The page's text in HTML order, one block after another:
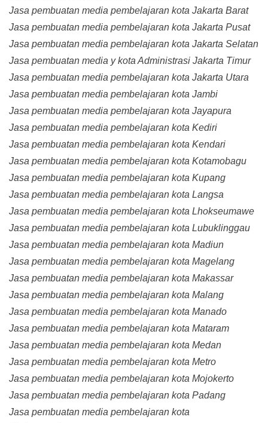
Jasa pembuatan media pembelajaran kota Jakarta Barat
Jasa pembuatan media pembelajaran kota Jakarta Pusat
Jasa pembuatan media pembelajaran kota Jakarta Selatan
Jasa pembuatan media y kota Administrasi Jakarta Timur
Jasa pembuatan media pembelajaran kota Jakarta Utara
Jasa pembuatan media pembelajaran kota Jambi
Jasa pembuatan media pembelajaran kota Jayapura
Jasa pembuatan media pembelajaran kota Kediri
Jasa pembuatan media pembelajaran kota Kendari
Jasa pembuatan media pembelajaran kota Kotamobagu
Jasa pembuatan media pembelajaran kota Kupang
Jasa pembuatan media pembelajaran kota Langsa
Jasa pembuatan media pembelajaran kota Lhokseumawe
Jasa pembuatan media pembelajaran kota Lubuklinggau
Jasa pembuatan media pembelajaran kota Madiun
Jasa pembuatan media pembelajaran kota Magelang
Jasa pembuatan media pembelajaran kota Makassar
Jasa pembuatan media pembelajaran kota Malang
Jasa pembuatan media pembelajaran kota Manado
Jasa pembuatan media pembelajaran kota Mataram
Jasa pembuatan media pembelajaran kota Medan
Jasa pembuatan media pembelajaran kota Metro
Jasa pembuatan media pembelajaran kota Mojokerto
Jasa pembuatan media pembelajaran kota Padang
Jasa pembuatan media pembelajaran kota